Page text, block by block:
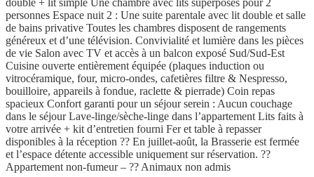
double + lit simple Une chambre avec lits superposés pour 2
personnes Espace nuit 2 : Une suite parentale avec lit double et salle
de bains privative Toutes les chambres disposent de rangements
généreux et d’une télévision. Convivialité et lumière dans les pièces
de vie Salon avec TV et accès à un balcon exposé Sud/Sud-Est
Cuisine ouverte entièrement équipée (plaques induction ou
vitrocéramique, four, micro-ondes, cafetières filtre & Nespresso,
bouilloire, appareils à fondue, raclette & pierrade) Coin repas
spacieux Confort garanti pour un séjour serein : Aucun couchage
dans le séjour Lave-linge/sèche-linge dans l’appartement Lits faits à
votre arrivée + kit d’entretien fourni Fer et table à repasser
disponibles à la réception ?? En juillet-août, la Brasserie est fermée
et l’espace détente accessible uniquement sur réservation. ??
Appartement non-fumeur – ?? Animaux non admis